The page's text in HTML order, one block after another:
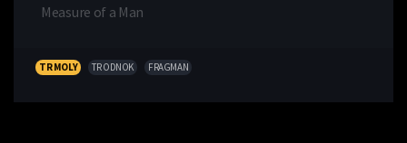
Measure of a Man
TR MOLY TR ODNOK FRAGMAN